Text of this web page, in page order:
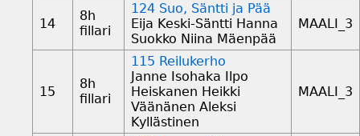
14
8h
fillari
124 Suo, Säntti ja Pää
Eija Keski-Säntti Hanna
Suokko Niina Mäenpää
MAALI_3
15
8h
fillari
115 Reilukerho
Janne Isohaka Ilpo
Heiskanen Heikki
Väänänen Aleksi
Kyllästinen
MAALI_3